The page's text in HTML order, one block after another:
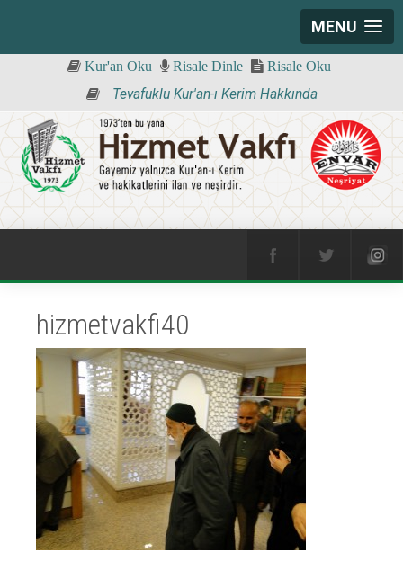
MENU
Kur'an Oku Risale Dinle Risale Oku
Tevafuklu Kur'an-ı Kerim Hakkında
hizmetvakfi40